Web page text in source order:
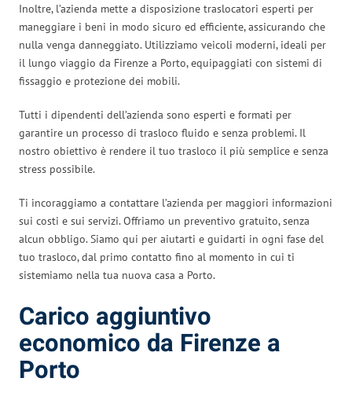
Inoltre, l’azienda mette a disposizione traslocatori esperti per
maneggiare i beni in modo sicuro ed efficiente, assicurando che
nulla venga danneggiato. Utilizziamo veicoli moderni, ideali per
il lungo viaggio da Firenze a Porto, equipaggiati con sistemi di
fissaggio e protezione dei mobili.
Tutti i dipendenti dell’azienda sono esperti e formati per
garantire un processo di trasloco fluido e senza problemi. Il
nostro obiettivo è rendere il tuo trasloco il più semplice e senza
stress possibile.
Ti incoraggiamo a contattare l’azienda per maggiori informazioni
sui costi e sui servizi. Offriamo un preventivo gratuito, senza
alcun obbligo. Siamo qui per aiutarti e guidarti in ogni fase del
tuo trasloco, dal primo contatto fino al momento in cui ti
sistemiamo nella tua nuova casa a Porto.
Carico aggiuntivo
economico da Firenze a
Porto